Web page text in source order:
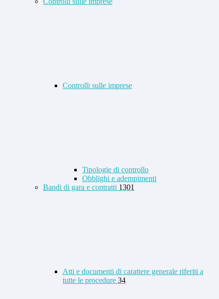
Controlli sulle imprese
Tipologie di controllo
Obblighi e adempimenti
Bandi di gara e contratti 1301
Atti e documenti di carattere generale riferiti a
tutte le procedure 34